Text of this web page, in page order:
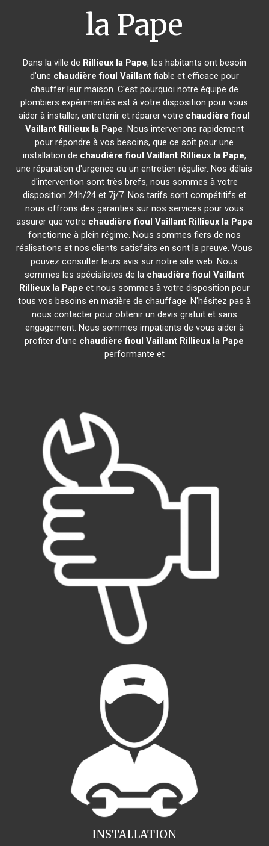
la Pape
Dans la ville de Rillieux la Pape, les habitants ont besoin
d'une chaudière fioul Vaillantfiable et efficace pour
chauffer leur maison. C'est pourquoi notre équipe de
plombiers expérimentés est à votre disposition pour vous
aider à installer, entretenir et réparer votre chaudière fioul
Vaillant Rillieux la Pape. Nous intervenons rapidement
pour répondre à vos besoins, que ce soit pour une
installation de chaudière fioul Vaillant Rillieux la Pape,
une réparation d'urgence ou un entretien régulier. Nos délais
d'intervention sont très brefs, nous sommes à votre
disposition 24h/24 et 7j/7. Nos tarifs sont compétitifs et
nous offrons des garanties sur nos services pour vous
assurer que votre chaudière fioul Vaillant Rillieux la Pape
fonctionne à plein régime. Nous sommes fiers de nos
réalisations et nos clients satisfaits en sont la preuve. Vous
pouvez consulter leurs avis sur notre site web. Nous
sommes les spécialistes de la chaudière fioul Vaillant
Rillieux la Pape et nous sommes à votre disposition pour
tous vos besoins en matière de chauffage. N'hésitez pas à
nous contacter pour obtenir un devis gratuit et sans
engagement. Nous sommes impatients de vous aider à
profiter d'une chaudière fioul Vaillant Rillieux la Pape
performante et
INSTALLATION